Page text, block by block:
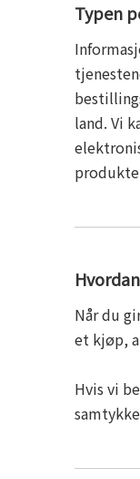
Typen
land. Vi
Når du
et kjøp,
Hvis vi